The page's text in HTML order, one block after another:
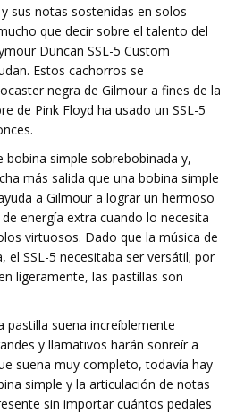
sus notas sostenidas en solos
que decir sobre el talento del
Duncan SSL-5 Custom
Estos cachorros se
negra de Gilmour a fines de la
de Pink Floyd ha usado un SSL-5
bobina simple sobrebobinada y,
más salida que una bobina simple
a Gilmour a lograr un hermoso
energía extra cuando lo necesita
virtuosos. Dado que la música de
el SSL-5 necesitaba ser versátil; por
ligeramente, las pastillas son
pastilla suena increíblemente
y llamativos harán sonreír a
suena muy completo, todavía hay
simple y la articulación de notas
sin importar cuántos pedales